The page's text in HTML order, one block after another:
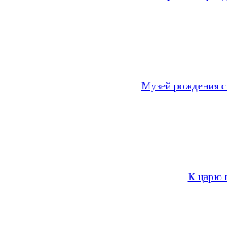
Музей рождения
К царю